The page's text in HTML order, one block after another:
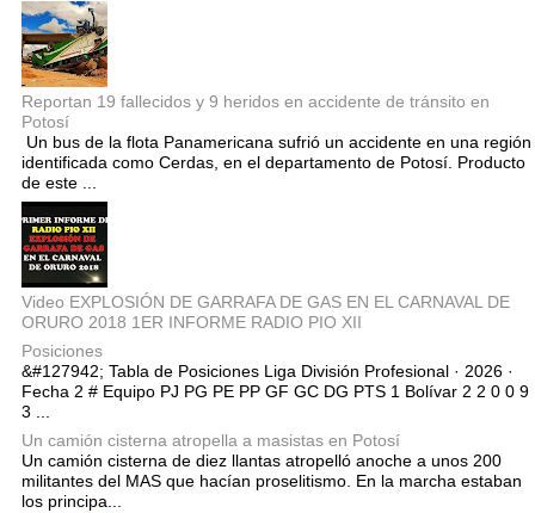
Reportan 19 fallecidos y 9 heridos en accidente de tránsito en
Potosí
Un bus de la flota Panamericana sufrió un accidente en una región
identificada como Cerdas, en el departamento de Potosí. Producto
de este ...
Video EXPLOSIÓN DE GARRAFA DE GAS EN EL CARNAVAL DE
ORURO 2018 1ER INFORME RADIO PIO XII
Posiciones
&#127942; Tabla de Posiciones Liga División Profesional · 2026 ·
Fecha 2 # Equipo PJ PG PE PP GF GC DG PTS 1 Bolívar 2 2 0 0 9
3 ...
Un camión cisterna atropella a masistas en Potosí
Un camión cisterna de diez llantas atropelló anoche a unos 200
militantes del MAS que hacían proselitismo. En la marcha estaban
los principa...